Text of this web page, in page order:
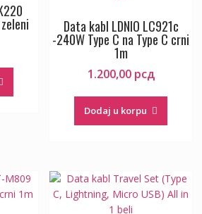
Data kabl LDNIO LC921c
-240W Type C na Type C crni
1m
1.200,00 рсд
Dodaj u korpu